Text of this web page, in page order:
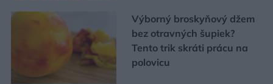
Výborný broskyňový džem
bez otravných šupiek?
Tento trik skráti prácu na
polovicu